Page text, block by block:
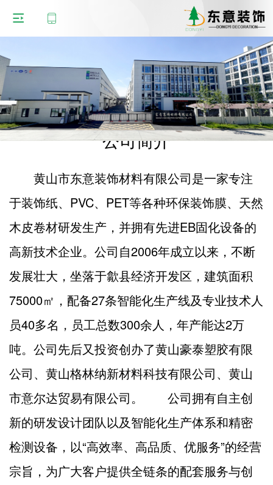
公司简介
黄山市东意装饰材料有限公司是一家专注
于装饰纸、PVC、PET等各种环保装饰膜、天然
木皮卷材研发生产，并拥有先进EB固化设备的
高新技术企业。公司自2006年成立以来，不断
发展壮大，坐落于歙县经济开发区，建筑面积
75000㎡，配备27条智能化生产线及专业技术人
员40多名，员工总数300余人，年产能达2万
吨。公司先后又投资创办了黄山豪泰塑胶有限
公司、黄山格林纳新材料科技有限公司、黄山
市意尔达贸易有限公司。 公司拥有自主创
新的研发设计团队以及智能化生产体系和精密
检测设备，以“高效率、高品质、优服务”的经营
宗旨，为广大客户提供全链条的配套服务与创